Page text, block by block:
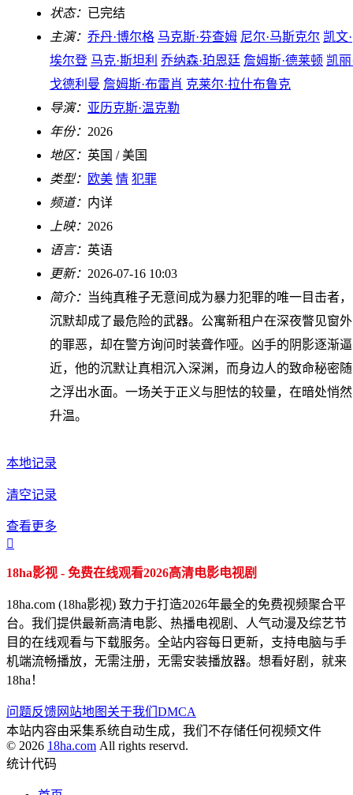
状态： 已完结
主演： 乔丹·博尔格 马克斯·芬查姆 尼尔·马斯克尔 凯文·
埃尔登 马克·斯坦利 乔纳森·珀恩廷 詹姆斯·德莱顿 凯丽
戈德利曼 詹姆斯·布雷肖 克莱尔·拉什布鲁克
导演： 亚历克斯·温克勒
年份： 2026
地区： 英国 / 美国
类型： 欧美 情 犯罪
频道： 内详
上映： 2026
语言： 英语
更新： 2026-07-16 10:03
简介： 当纯真稚子无意间成为暴力犯罪的唯一目击者，
沉默却成了最危险的武器。公寓新租户在深夜瞥见窗外
的罪恶，却在警方询问时装聋作哑。凶手的阴影逐渐逼
近，他的沉默让真相沉入深渊，而身边人的致命秘密随
之浮出水面。一场关于正义与胆怯的较量，在暗处悄然
升温。
本地记录
清空记录
查看更多

18ha影视 - 免费在线观看2026高清电影电视剧
18ha.com (18ha影视) 致力于打造2026年最全的免费视频聚合平
台。我们提供最新高清电影、热播电视剧、人气动漫及综艺节
目的在线观看与下载服务。全站内容每日更新，支持电脑与手
机端流畅播放，无需注册，无需安装播放器。想看好剧，就来
18ha！
问题反馈网站地图 关于我们 DMCA
本站内容由采集系统自动生成，我们不存储任何视频文件
© 2026 18ha.com All rights reservd.
统计代码